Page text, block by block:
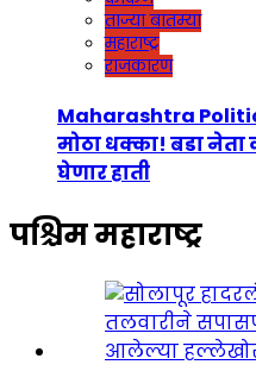
ताज्या बातम्या
महाराष्ट्र
राजकारण
Maharashtra
मोठा धक्का! बडा नेता
घेणार हाती
पश्चिम महाराष्ट्र